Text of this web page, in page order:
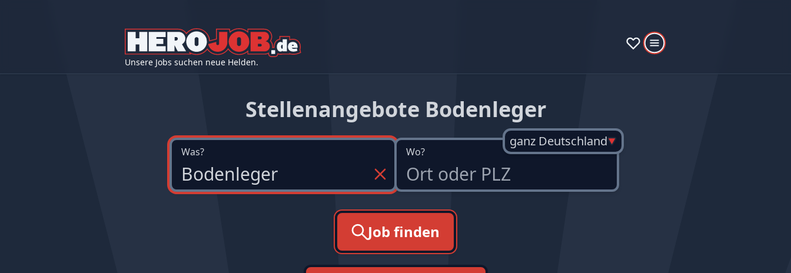
Unsere Jobs suchen neue Helden.
Stellenangebote Bodenleger
Was? Wo?
ganz Deutschland
Job finden